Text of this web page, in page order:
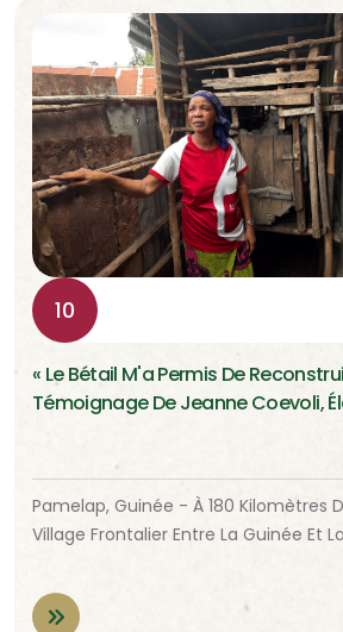
10
« Le Bétail M'a Permis De
Témoignage De Jeanne Coevoli,
Pamelap, Guinée - À 180 Kilomètres
Village Frontalier Entre La Guinée Et